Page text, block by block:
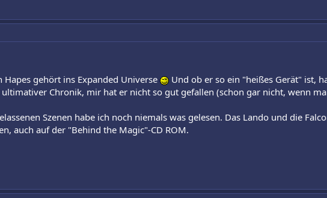
Hapes gehört ins Expanded Universe
Und ob er so ein "heißes Gerät" ist,
ultimativer Chronik, mir hat er nicht so gut gefallen (schon gar nicht, wenn
Szenen habe ich noch niemals was gelesen. Das Lando und die
auch auf der "Behind the Magic"-CD ROM.